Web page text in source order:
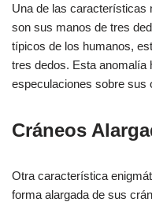
Una de las características
son sus manos de tres
típicos de los humanos,
tres dedos. Esta anomalía
especulaciones sobre sus
Cráneos
Otra característica
forma alargada de sus